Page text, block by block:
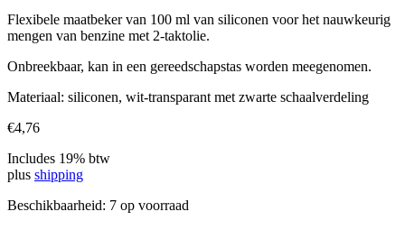
Flexibele maatbeker van 100 ml van siliconen voor het nauwkeurig
mengen van benzine met 2-taktolie.
Onbreekbaar, kan in een gereedschapstas worden meegenomen.
Materiaal: siliconen, wit-transparant met zwarte schaalverdeling
€4,76
Includes 19% btw
plus shipping
Beschikbaarheid: 7 op voorraad